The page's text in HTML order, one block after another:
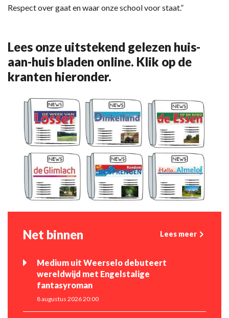
Respect over gaat en waar onze school voor staat.”
Lees onze uitstekend gelezen huis-
aan-huis bladen online. Klik op de
kranten hieronder.
Net binnen Lees meer
Medium uit Weerselo debuteert
wereldwijd met Engelstalige
fantasyroman
8 augustus 2026 20:00